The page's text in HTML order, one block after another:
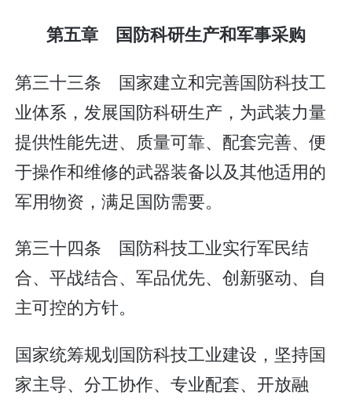
第五章 国防科研生产和军事采购
第三十三条 国家建立和完善国防科技工
业体系，发展国防科研生产，为武装力量
提供性能先进、质量可靠、配套完善、便
于操作和维修的武器装备以及其他适用的
军用物资，满足国防需要。
第三十四条 国防科技工业实行军民结
合、平战结合、军品优先、创新驱动、自
主可控的方针。
国家统筹规划国防科技工业建设，坚持国
家主导、分工协作、专业配套、开放融